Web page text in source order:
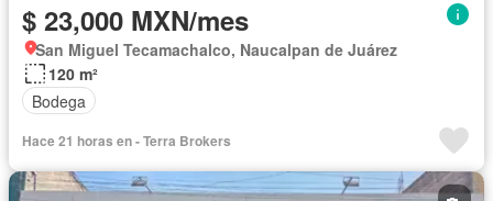
$ 23,000 MXN/mes
San Miguel Tecamachalco, Naucalpan de Juárez
120 m²
Bodega
Hace 21 horas en - Terra Brokers